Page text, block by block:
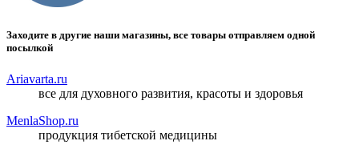
Заходите в другие наши магазины, все товары отправляем одной
посылкой
Ariavarta.ru
все для духовного развития, красоты и здоровья
MenlaShop.ru
продукция тибетской медицины